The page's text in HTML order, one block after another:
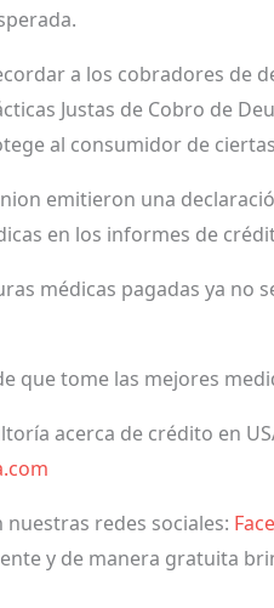
a los cobradores de
Justas de Cobro de
al consumidor de
emitieron una
en los informes de
médicas pagadas ya
que tome las mejores
acerca de crédito en
redes sociales:
y de manera gratuita